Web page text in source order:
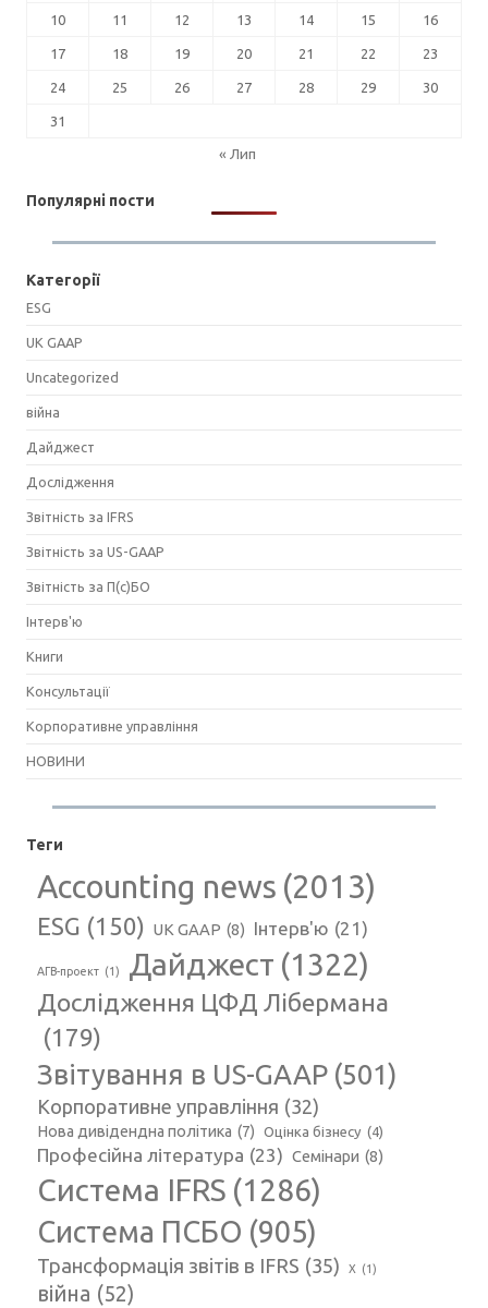
10 11 12 13 14 15 16
17 18 19 20 21 22 23
24 25 26 27 28 29 30
31
« Лип
Популярні пости
Категорії
ESG
UK GAAP
Uncategorized
війна
Дайджест
Дослідження
Звітність за IFRS
Звітність за US-GAAP
Звітність за П(с)БО
Інтерв'ю
Книги
Консультації
Корпоративне управління
НОВИНИ
Теги
Accounting news (2013)
ESG (150) UK GAAP (8) Інтерв'ю (21)
АГВ-проект (1) Дайджест (1322)
Дослідження ЦФД Лібермана
(179)
Звітування в US-GAAP (501)
Корпоративне управління (32)
Нова дивідендна політика (7) Оцінка бізнесу (4)
Професійна література (23) Семінари (8)
Система IFRS (1286)
Система ПСБО (905)
Трансформація звітів в IFRS (35) Х (1)
війна (52)